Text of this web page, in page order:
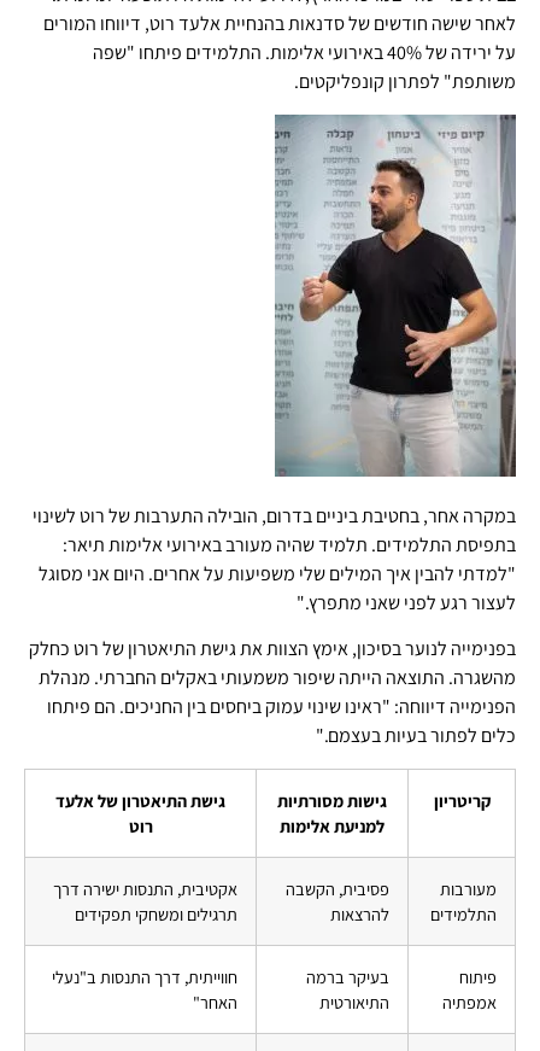
לאחר שישה חודשים של סדנאות בהנחיית אלעד רוט, דיווחו המורים
על ירידה של 40% באירועי אלימות. התלמידים פיתחו "שפה
משותפת" לפתרון קונפליקטים.
במקרה אחר, בחטיבת ביניים בדרום, הובילה התערבות של רוט לשינוי
בתפיסת התלמידים. תלמיד שהיה מעורב באירועי אלימות תיאר:
"למדתי להבין איך המילים שלי משפיעות על אחרים. היום אני מסוגל
לעצור רגע לפני שאני מתפרץ."
בפנימייה לנוער בסיכון, אימץ הצוות את גישת התיאטרון של רוט כחלק
מהשגרה. התוצאה הייתה שיפור משמעותי באקלים החברתי. מנהלת
הפנימייה דיווחה: "ראינו שינוי עמוק ביחסים בין החניכים. הם פיתחו
כלים לפתור בעיות בעצמם."
קריטריון
גישות מסורתיות
למניעת אלימות
גישת התיאטרון של אלעד
רוט
מעורבות
התלמידים
פסיבית, הקשבה
להרצאות
אקטיבית, התנסות ישירה דרך
תרגילים ומשחקי תפקידים
פיתוח
אמפתיה
בעיקר ברמה
התיאורטית
חווייתית, דרך התנסות ב"נעלי
האחר"